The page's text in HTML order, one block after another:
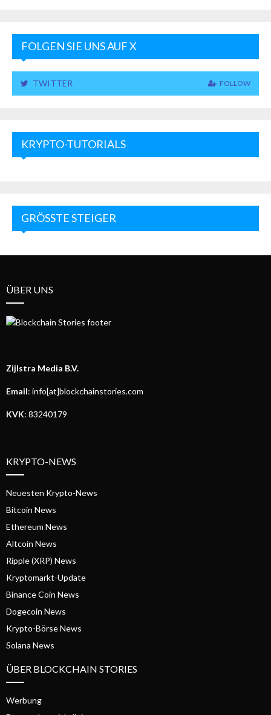
FOLGEN SIE UNS AUF X
TWITTER FOLLOW
KRYPTO-TUTORIALS
GRÖSSTE STEIGER
ÜBER UNS
Zijlstra Media B.V.
Email: info[at]blockchainstories.com
KVK: 83240179
KRYPTO-NEWS
Neuesten Krypto-News
Bitcoin News
Ethereum News
Altcoin News
Ripple (XRP) News
Kryptomarkt-Update
Binance Coin News
Dogecoin News
Krypto-Börse News
Solana News
ÜBER BLOCKCHAIN STORIES
Werbung